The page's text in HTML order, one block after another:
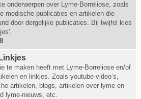
onderwerpen over Lyme-Borreliose, zoals
medische publicaties en artikelen die
door dergelijke publicaties. Bij twijfel kies
te maken heeft met Lyme-Borreliose en/of
en linkjes. Zoals youtube-video’s,
artikelen, blogs, artikelen over lyme en
lyme-nieuws, etc.